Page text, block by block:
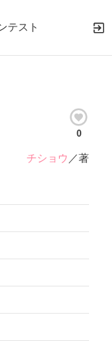
テスト
0
チショウ ／著